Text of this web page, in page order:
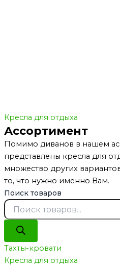
Кресла для отдыха
Ассортимент
Помимо диванов в нашем
представлены кресла для
множество других
то, что нужно именно Вам.
Поиск товаров
Тахты-кровати
Кресла для отдыха